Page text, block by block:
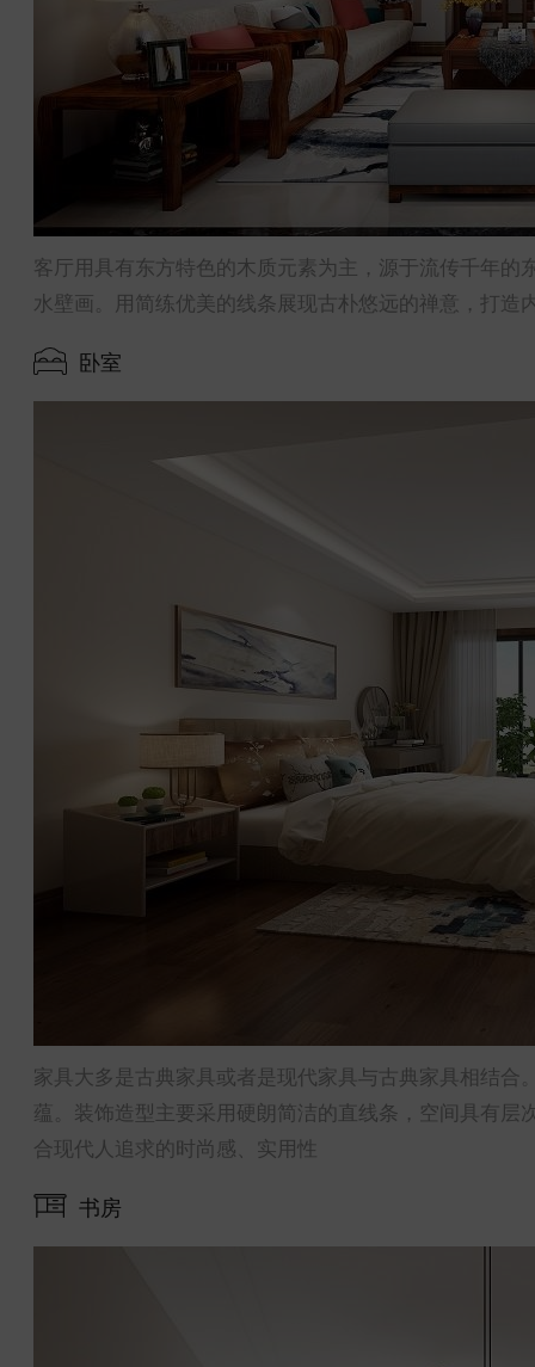
客厅用具有东方特色的木质元素为主，源于流传千年
水壁画。用简练优美的线条展现古朴悠远的禅意，打造
卧室
家具大多是古典家具或者是现代家具与古典家具相结
蕴。装饰造型主要采用硬朗简洁的直线条，空间具有
合现代人追求的时尚感、实用性
书房